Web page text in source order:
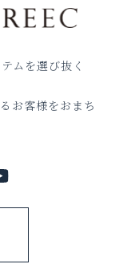
ムを選び抜く
お客様をおまち